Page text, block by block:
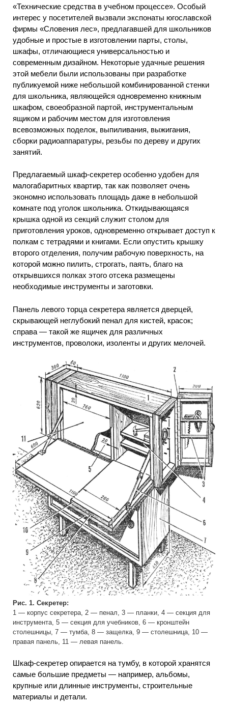
«Технические средства в учебном процессе». Особый
интерес у посетителей вызвали экспонаты югославской
фирмы «Словения лес», предлагавшей для школьников
удобные и простые в изготовлении парты, столы,
шкафы, отличающиеся универсальностью и
современным дизайном. Некоторые удачные решения
этой мебели были использованы при разработке
публикуемой ниже небольшой комбинированной стенки
для школьника, являющейся одновременно книжным
шкафом, своеобразной партой, инструментальным
ящиком и рабочим местом для изготовления
всевозможных поделок, выпиливания, выжигания,
сборки радиоаппаратуры, резьбы по дереву и других
занятий.
Предлагаемый шкаф-секретер особенно удобен для
малогабаритных квартир, так как позволяет очень
экономно использовать площадь даже в небольшой
комнате под уголок школьника. Откидывающаяся
крышка одной из секций служит столом для
приготовления уроков, одновременно открывает доступ к
полкам с тетрадями и книгами. Если опустить крышку
второго отделения, получим рабочую поверхность, на
которой можно пилить, строгать, паять, благо на
открывшихся полках этого отсека размещены
необходимые инструменты и заготовки.
Панель левого торца секретера является дверцей,
скрывающей неглубокий пенал для кистей, красок;
справа — такой же ящичек для различных
инструментов, проволоки, изоленты и других мелочей.
Рис. 1. Секретер:
1 — корпус секретера, 2 — пенал, 3 — планки, 4 — секция для
инструмента, 5 — секция для учебников, 6 — кронштейн
столешницы, 7 — тумба, 8 — защелка, 9 — столешница, 10 —
правая панель, 11 — левая панель.
Шкаф-секретер опирается на тумбу, в которой хранятся
самые большие предметы — например, альбомы,
крупные или длинные инструменты, строительные
материалы и детали.